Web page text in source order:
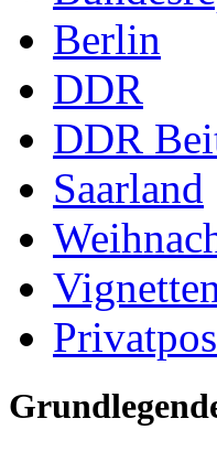
Berlin
DDR
DDR
Saarland